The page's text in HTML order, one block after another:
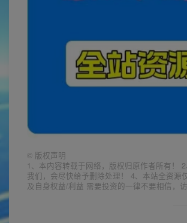
© 版权声明
1、本内容转载于网络，版权归原作者所有！
我们，会尽快给予删除处理！ 4、本站全资
及自身权益/利益 需要投资的一律不要相信，